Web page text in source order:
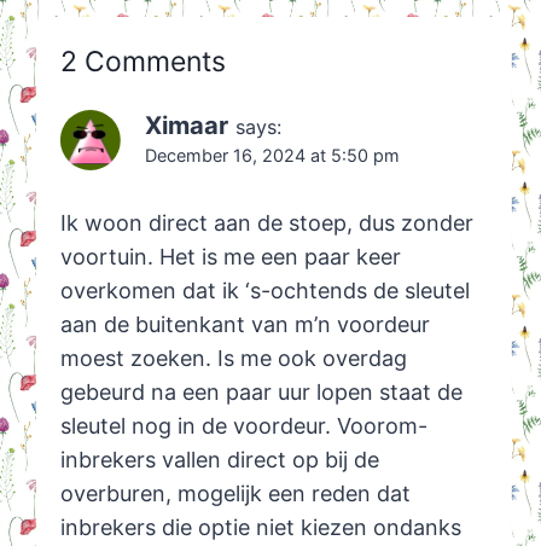
2 Comments
Ximaar says:
December 16, 2024 at 5:50 pm
Ik woon direct aan de stoep, dus zonder
voortuin. Het is me een paar keer
overkomen dat ik ‘s-ochtends de sleutel
aan de buitenkant van m’n voordeur
moest zoeken. Is me ook overdag
gebeurd na een paar uur lopen staat de
sleutel nog in de voordeur. Voorom-
inbrekers vallen direct op bij de
overburen, mogelijk een reden dat
inbrekers die optie niet kiezen ondanks